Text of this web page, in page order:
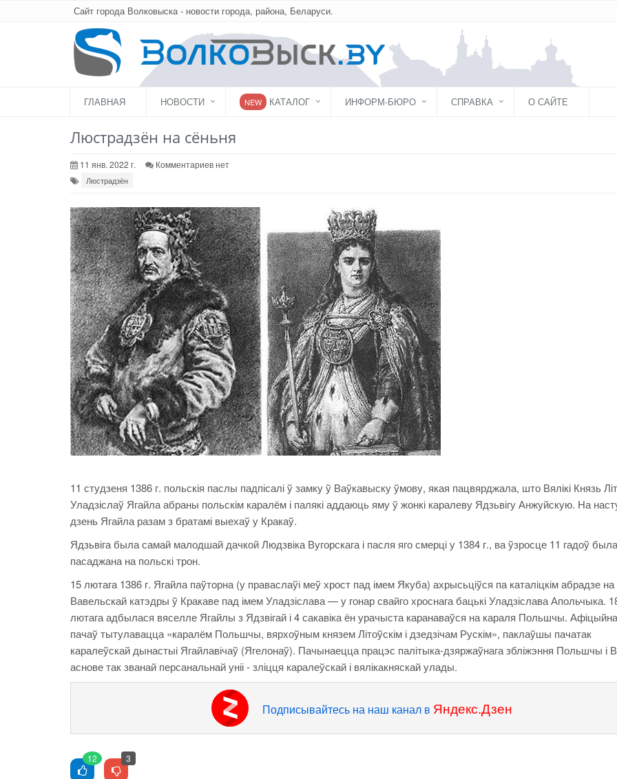
Сайт города Волковыска - новости города, района, Беларуси.
ГЛАВНАЯ НОВОСТИ NEW КАТАЛОГ ИНФОРМ-БЮРО СПРАВКА О САЙТЕ
Люстрадзён на сёньня
11 янв. 2022 г. Комментариев нет
Люстрадзён
11 студзеня 1386 г. польскія паслы падпісалі ў замку ў Ваўкавыску ўмову, якая пацвярджала, што Вялікі Князь
Уладзіслаў Ягайла абраны польскім каралём і палякі аддаюць яму ў жонкі каралеву Ядзьвігу Анжуйскую. На
дзень Ягайла разам з братамі выехаў у Кракаў.
Ядзьвіга была самай малодшай дачкой Людзвіка Вугорскага і пасля яго смерці у 1384 г., ва ўзросце 11 гадоў была
пасаджана на польскі трон.
15 лютага 1386 г. Ягайла паўторна (у праваслаўі меў хрост пад імем Якуба) ахрысьціўся па каталіцкім абрадзе на
Вавельскай катэдры ў Кракаве пад імем Уладзіслава — у гонар свайго хроснага бацькі Уладзіслава Апольчыка.
лютага адбылася вяселле Ягайлы з Ядзвігай і 4 сакавіка ён урачыста каранаваўся на караля Польшчы.
пачаў тытулавацца «каралём Польшчы, вярхоўным князем Літоўскім і дзедзічам Рускім», паклаўшы пачатак
каралеўскай дынастыі Ягайлавічаў (Ягелонаў). Пачынаецца працэс палітыка-дзяржаўнага збліжэння Польшчы і
аснове так званай персанальнай уніі - зліцця каралеўскай і вялікакняскай улады.
Подписывайтесь на наш канал в Яндекс.Дзен
12 3